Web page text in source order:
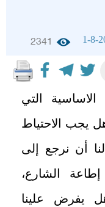
1-8-
2341
التي
يجب الاحتياط
أن نرجع إلى
الشارع،
يفرض علينا